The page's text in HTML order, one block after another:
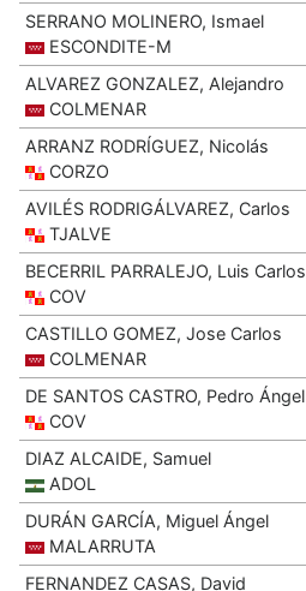
SERRANO MOLINERO, Ismael
ESCONDITE-M
ALVAREZ GONZALEZ, Alejandro
COLMENAR
ARRANZ RODRÍGUEZ, Nicolás
CORZO
AVILÉS RODRIGÁLVAREZ, Carlos
TJALVE
BECERRIL PARRALEJO, Luis Carlos
COV
CASTILLO GOMEZ, Jose Carlos
COLMENAR
DE SANTOS CASTRO, Pedro Ángel
COV
DIAZ ALCAIDE, Samuel
ADOL
DURÁN GARCÍA, Miguel Ángel
MALARRUTA
FERNANDEZ CASAS, David